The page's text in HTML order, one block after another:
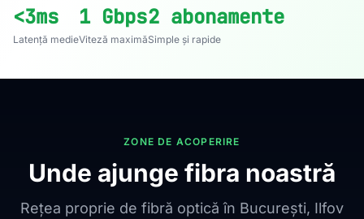
<3ms
Latență medie
1 Gbps
Viteză maximă
2 abonamente
Simple și rapide
ZONE DE ACOPERIRE
Unde ajunge fibra noastră
Rețea proprie de fibră optică în București, Ilfov